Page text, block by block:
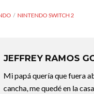
NINTENDO SWITCH 2
JEFFREY RAMOS
Mi papá quería que fuera
cancha, me quedé en la